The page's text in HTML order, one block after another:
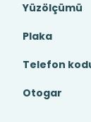
Yüzölçümü
Plaka
Telefon
Otogar